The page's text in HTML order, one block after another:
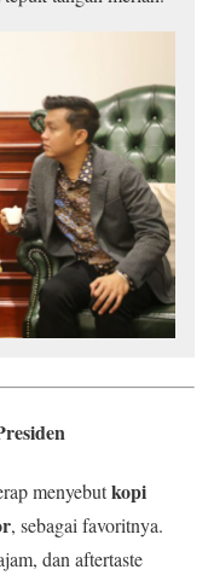
menyebutkopi
, sebagai favoritnya.
dan aftertaste